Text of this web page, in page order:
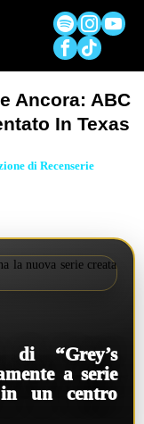
Ancora: ABC
In Texas
di Recenserie
di “Grey’s
a serie
un centro